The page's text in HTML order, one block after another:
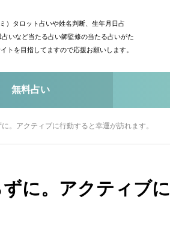
）タロット占いや姓名判断、生年月日占
いなど当たる占い師監修の当たる占いがた
トを目指してますので応援お願いします。
無料占い
。アクティブに行動すると幸運が訪れます。
に。アクティブ